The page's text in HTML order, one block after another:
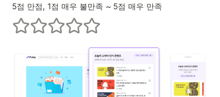
5점 만점, 1점 매우 불만족 ~ 5점 매우 만족
1개의 별2개의 별3개의 별4개의 별5개의 별